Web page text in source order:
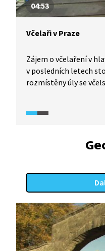
04:53
Včelaři v Praze
Zájem o včelaření v
v posledních letech
rozmístěny úly se
rozšířenému
druhová skladba a
tolik herbicidy a